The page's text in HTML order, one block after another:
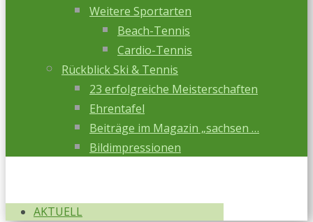
Weitere Sportarten
Beach-Tennis
Cardio-Tennis
Rückblick Ski & Tennis
23 erfolgreiche Meisterschaften
Ehrentafel
Beiträge im Magazin „sachsen …
Bildimpressionen
AKTUELL